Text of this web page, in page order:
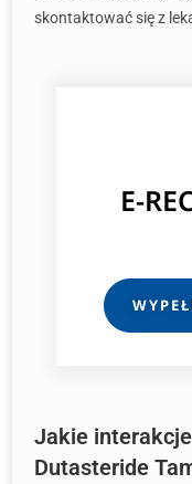
skontaktować się z
E-
Jakie
Dutasteride